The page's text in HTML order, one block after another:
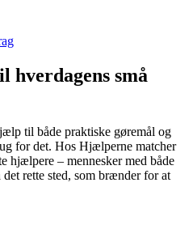
hverdagens små
til både praktiske gøremål og
for det. Hos Hjælperne matcher
hjælpere – mennesker med både
rette sted, som brænder for at